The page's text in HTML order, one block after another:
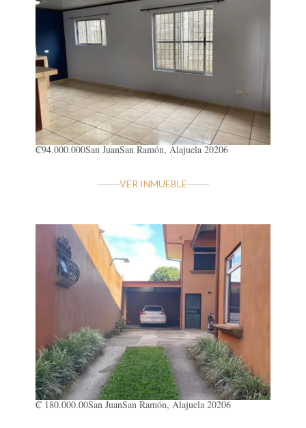
₡94.000.000San JuanSan Ramón, Alajuela 20206
VER INMUEBLE
₡ 180.000.00San JuanSan Ramón, Alajuela 20206